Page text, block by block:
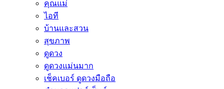
คุณแม่
ไอที
บ้านและสวน
สุขภาพ
ดูดวง
ดูดวงแม่นมาก
เช็คเบอร์ ดูดวงมือถือ